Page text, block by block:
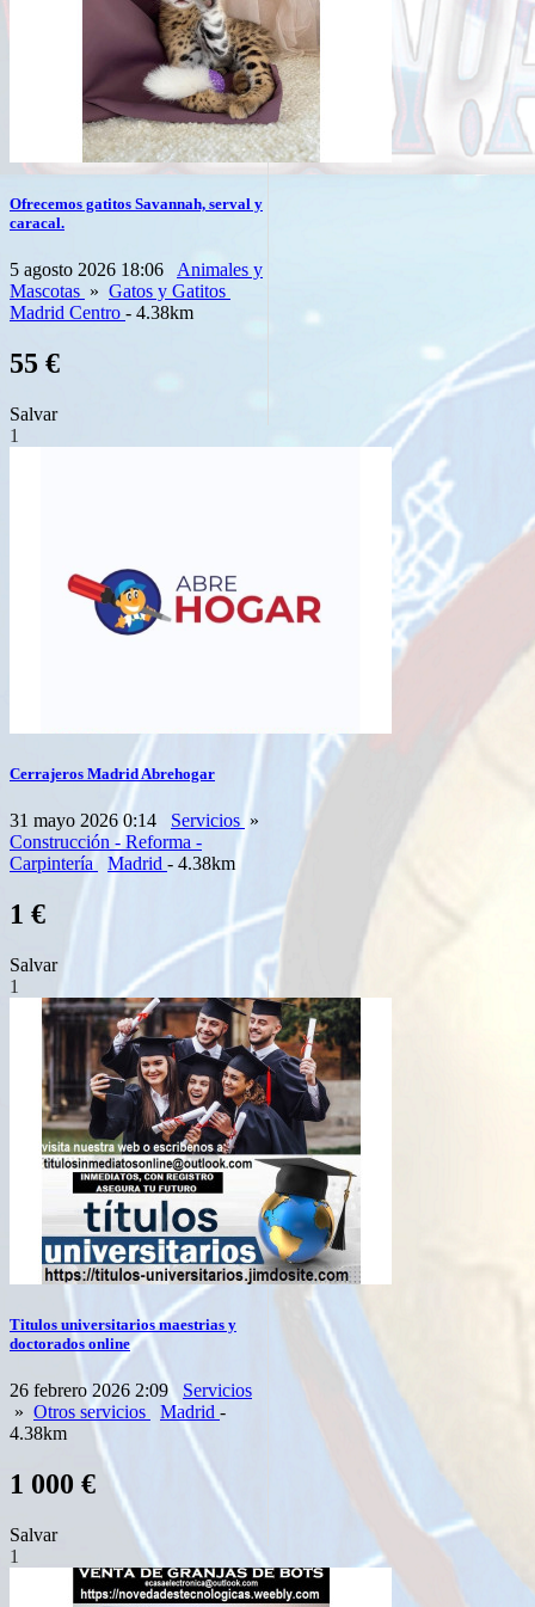
Ofrecemos gatitos Savannah, serval y
caracal.
5 agosto 2026 18:06
Animales y
Mascotas » Gatos y Gatitos
Madrid Centro - 4.38km
55 €
Salvar
1
Cerrajeros Madrid Abrehogar
31 mayo 2026 0:14 Servicios »
Construcción - Reforma -
Carpintería
Madrid - 4.38km
1 €
Salvar
1
Titulos universitarios maestrias y
doctorados online
26 febrero 2026 2:09 Servicios
» Otros servicios Madrid -
4.38km
1 000 €
Salvar
1